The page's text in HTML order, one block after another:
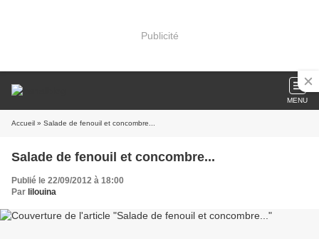
Publicité
MENU
Accueil » Salade de fenouil et concombre...
Salade de fenouil et concombre...
Publié le 22/09/2012 à 18:00
Par lilouina